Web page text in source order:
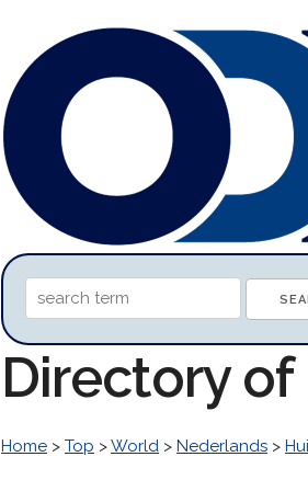
Directory
Home > Top >World > Nederlands >